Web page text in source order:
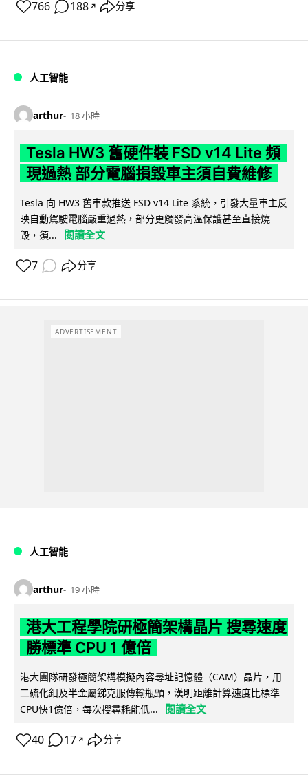
766 188 ↗ 分享
人工智能
arthur 18 小時
Tesla HW3 舊硬件裝 FSD v14 Lite 頻
現過熱 部分電腦損毀車主須自費維修
Tesla 向 HW3 舊車款推送 FSD v14 Lite 系統，引發大量車主反
映自動駕駛電腦嚴重過熱，部分更觸發高溫保護甚至直接燒
毀，須...
閱讀全文
7 分享
ADVERTISEMENT
人工智能
arthur 19 小時
港大工程學院研極簡架構晶片 搜尋速度
勝標準 CPU 1 億倍
港大團隊研發極簡架構模擬內容尋址記憶體（CAM）晶片，用
二硫化鉬及半金屬銻克服傳輸瓶頸，漢明距離計算速度比標準
CPU快1億倍，每次搜尋耗能低...
閱讀全文
40 17 ↗ 分享